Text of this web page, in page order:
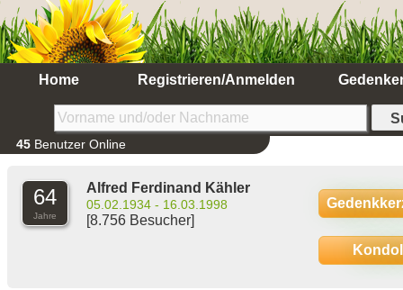
Home Registrieren/Anmelden
45 Benutzer Online
64
Jahre
Alfred Ferdinand Kähler
05.02.1934 - 16.03.1998
[8.756 Besucher]